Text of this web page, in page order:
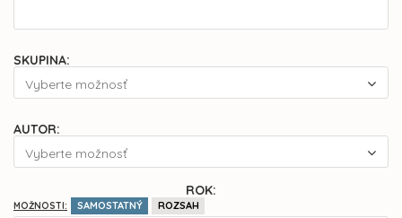
SKUPINA:
Vyberte možnosť
AUTOR:
Vyberte možnosť
ROK:
MOŽNOSTI: SAMOSTATNÝ ROZSAH